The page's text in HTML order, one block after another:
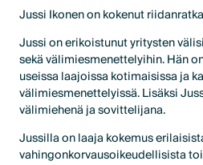
Jussi Ikonen on kokenut
Jussi on erikoistunut yritysten
sekä välimiesmenettelyihin. Hän
useissa laajoissa kotimaisissa ja
välimiesmenettelyissä. Lisäksi
välimiehenä ja sovittelijana.
Jussilla on laaja kokemus
vahingonkorvausoikeudellisista